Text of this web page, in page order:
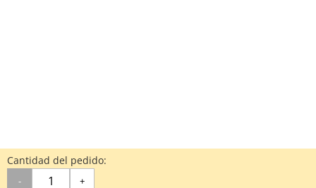
Cantidad del pedido:
- +